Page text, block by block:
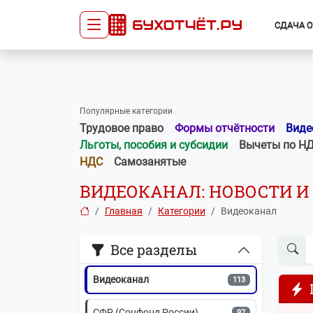
СДАЧА
Главная
Сдать отчёт
Тарифы
Оплата
Популярные категории
Трудовое право Формы отчётности
Льготы, пособия и субсидии
Вычеты по
НДС
Самозанятые
ВИДЕОКАНАЛ: НОВОСТИ И
Главная Категории Видеоканал
Все разделы
Трудовое право 243
Формы отчётности 117
Видеоканал 113